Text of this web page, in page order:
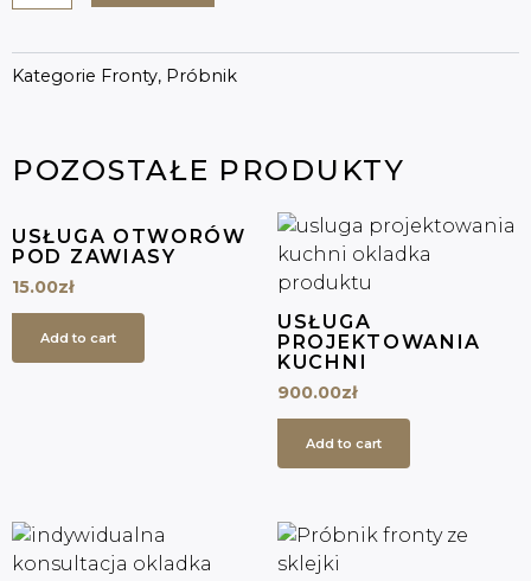
Kategorie Fronty, Próbnik
POZOSTAŁE PRODUKTY
USŁUGA OTWORÓW
POD ZAWIASY
15.00zł
Add to cart
USŁUGA
PROJEKTOWANIA
KUCHNI
900.00zł
Add to cart